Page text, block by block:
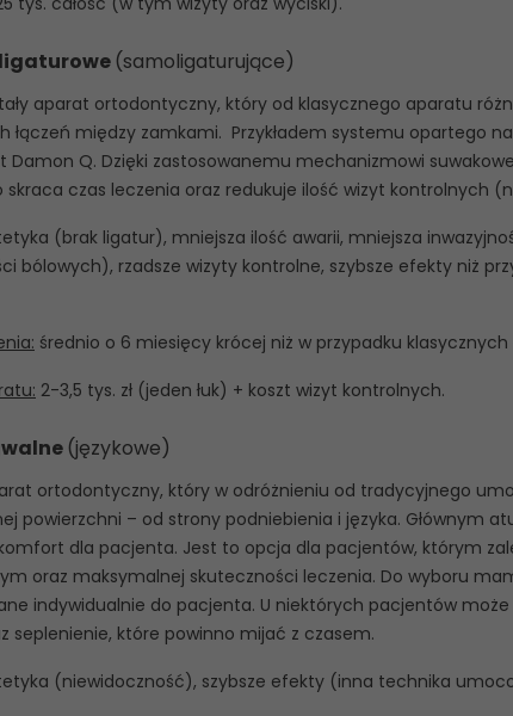
(samoligaturujące)
aparat ortodontyczny, który od klasycznego aparatu
łączeń między zamkami. Przykładem systemu opartego
Damon Q. Dzięki zastosowanemu mechanizmowi
skraca czas leczenia oraz redukuje ilość wizyt kontrolnych
(brak ligatur), mniejsza ilość awarii, mniejsza
bólowych), rzadsze wizyty kontrolne, szybsze efekty niż
średnio o 6 miesięcy krócej niż w przypadku
2-3,5 tys. zł (jeden łuk) + koszt wizyt kontrolnych.
(językowe)
ortodontyczny, który w odróżnieniu od tradycyjnego
powierzchni – od strony podniebienia i języka. Głównym
dla pacjenta. Jest to opcja dla pacjentów, którym
oraz maksymalnej skuteczności leczenia. Do wyboru
indywidualnie do pacjenta. U niektórych pacjentów
seplenienie, które powinno mijać z czasem.
(niewidoczność), szybsze efekty (inna technika